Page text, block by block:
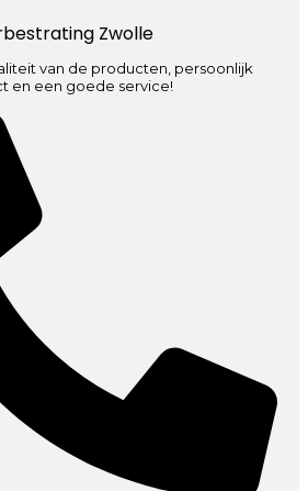
Zwolle
van de producten, persoonlijk
en een goede service!